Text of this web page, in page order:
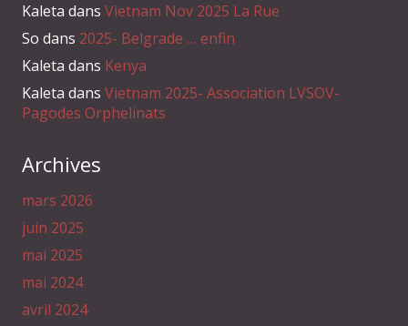
Kaleta dans Vietnam Nov 2025 La Rue
So dans 2025- Belgrade … enfin
Kaleta dans Kenya
Kaleta dans Vietnam 2025- Association LVSOV-
Pagodes Orphelinats
Archives
mars 2026
juin 2025
mai 2025
mai 2024
avril 2024